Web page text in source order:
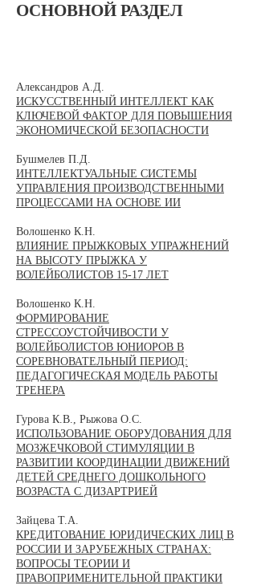
ОСНОВНОЙ РАЗДЕЛ
​Александров А.Д.
ИСКУССТВЕННЫЙ ИНТЕЛЛЕКТ КАК
КЛЮЧЕВОЙ ФАКТОР ДЛЯ ПОВЫШЕНИЯ
ЭКОНОМИЧЕСКОЙ БЕЗОПАСНОСТИ
Бушмелев П.Д.
ИНТЕЛЛЕКТУАЛЬНЫЕ СИСТЕМЫ
УПРАВЛЕНИЯ ПРОИЗВОДСТВЕННЫМИ
ПРОЦЕССАМИ НА ОСНОВЕ ИИ
Волошенко К.Н.
ВЛИЯНИЕ ПРЫЖКОВЫХ УПРАЖНЕНИЙ
НА ВЫСОТУ ПРЫЖКА У
ВОЛЕЙБОЛИСТОВ 15-17 ЛЕТ
Волошенко К.Н.
ФОРМИРОВАНИЕ
СТРЕССОУСТОЙЧИВОСТИ У
ВОЛЕЙБОЛИСТОВ ЮНИОРОВ В
СОРЕВНОВАТЕЛЬНЫЙ ПЕРИОД:
ПЕДАГОГИЧЕСКАЯ МОДЕЛЬ РАБОТЫ
ТРЕНЕРА
Гурова К.В., Рыжова О.С.
ИСПОЛЬЗОВАНИЕ ОБОРУДОВАНИЯ ДЛЯ
МОЗЖЕЧКОВОЙ СТИМУЛЯЦИИ В
РАЗВИТИИ КООРДИНАЦИИ ДВИЖЕНИЙ
ДЕТЕЙ СРЕДНЕГО ДОШКОЛЬНОГО
ВОЗРАСТА С ДИЗАРТРИЕЙ
Зайцева Т.А.
КРЕДИТОВАНИЕ ЮРИДИЧЕСКИХ ЛИЦ В
РОССИИ И ЗАРУБЕЖНЫХ СТРАНАХ:
ВОПРОСЫ ТЕОРИИ И
ПРАВОПРИМЕНИТЕЛЬНОЙ ПРАКТИКИ